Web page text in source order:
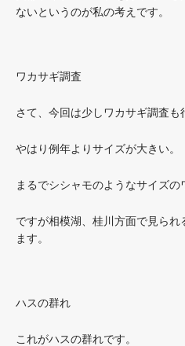
ないというのが私の考えです。
ワカサギ調査
さて、今回は少しワカサギ調査も
やはり例年よりサイズが大きい。
まるでシシャモのようなサイズの
ですが相模湖、桂川方面で見ら
ます。
ハスの群れ
これがハスの群れです。